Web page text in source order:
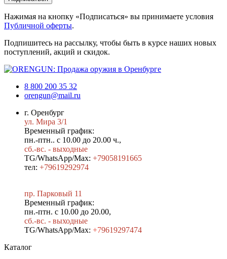
Нажимая на кнопку «Подписаться» вы принимаете условия
Публичной оферты.
Подпишитесь на рассылку, чтобы быть в курсе наших новых
поступлений, акций и скидок.
8 800 200 35 32
orengun@mail.ru
г. Оренбург
ул. Мира 3/1
Временный график:
пн.-птн.. с 10.00 до 20.00 ч.,
сб.-вс. - выходные
TG/WhatsApp/Max: +79058191665
тел: +79619292974
пр. Парковый 11
Временный график:
пн.-птн. с 10.00 до 20.00,
сб.-вс. - выходные
TG/WhatsApp/Max: +79619297474
Каталог